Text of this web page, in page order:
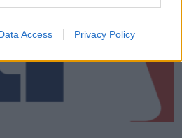
Access Privacy Policy